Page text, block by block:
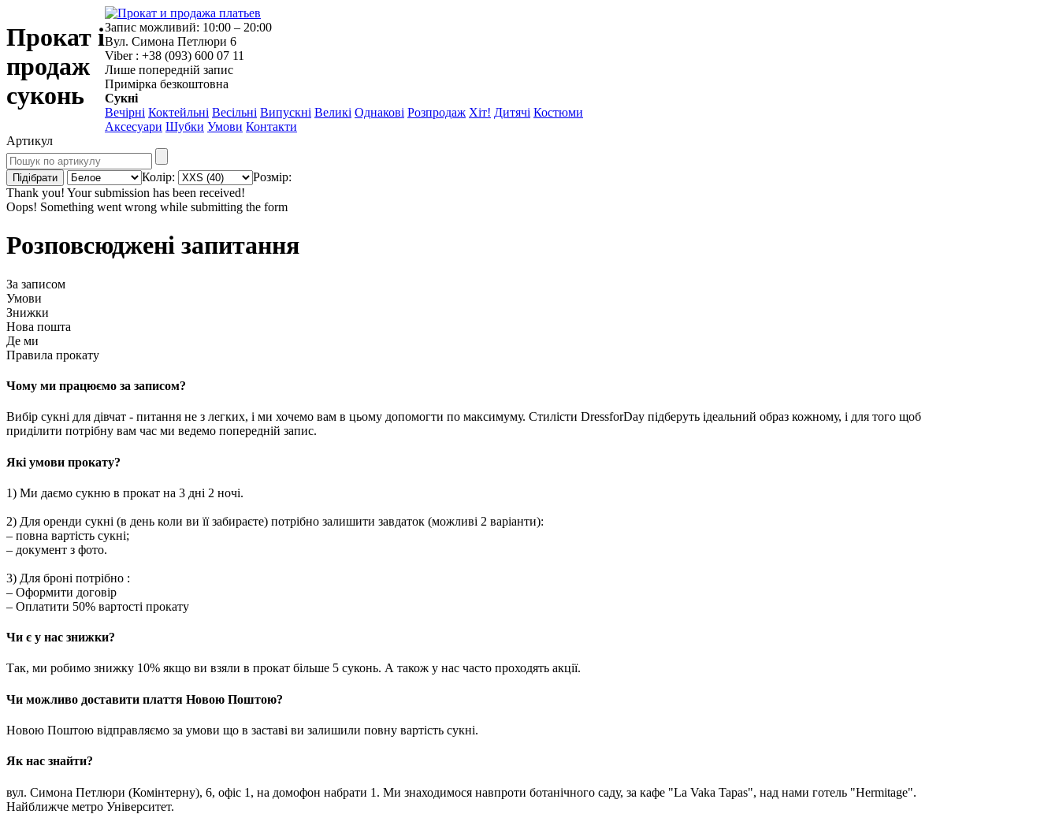
Прокат і
продаж
суконь
Запис можливий: 10:00 – 20:00
Вул. Симона Петлюри 6
Viber : +38 (093) 600 07 11
Лише попередній запис
Примірка безкоштовна
Сукні
Вечірні Коктейльні Весільні Випускні Великі Однакові Розпродаж Хіт! Дитячі Костюми
Аксесуари Шубки Умови Контакти
Артикул
Колір:
Розмір:
Thank you! Your submission has been received!
Oops! Something went wrong while submitting the form
Розповсюджені запитання
За записом
Умови
Знижки
Нова пошта
Де ми
Правила прокату
Чому ми працюємо за записом?
Вибір сукні для дівчат - питання не з легких, і ми хочемо вам в цьому допомогти по максимуму. Стилісти DressforDay підберуть ідеальний образ кожному, і для того щоб
приділити потрібну вам час ми ведемо попередній запис.
Які умови прокату?
1) Ми даємо сукню в прокат на 3 дні 2 ночі.
2) Для оренди сукні (в день коли ви її забираєте) потрібно залишити завдаток (можливі 2 варіанти):
– повна вартість сукні;
– документ з фото.
3) Для броні потрібно :
– Оформити договір
– Оплатити 50% вартості прокату
Чи є у нас знижки?
Так, ми робимо знижку 10% якщо ви взяли в прокат більше 5 суконь. А також у нас часто проходять акції.
Чи можливо доставити плаття Новою Поштою?
Новою Поштою відправляємо за умови що в заставі ви залишили повну вартість сукні.
Як нас знайти?
вул. Симона Петлюри (Комінтерну), 6, офіс 1, на домофон набрати 1. Ми знаходимося навпроти ботанічного саду, за кафе "La Vaka Tapas", над нами готель "Hermitage".
Найближче метро Університет.